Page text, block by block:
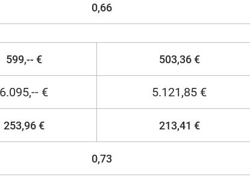
0,66
599,-- € 503,36 €
6.095,-- € 5.121,85 €
253,96 € 213,41 €
0,73